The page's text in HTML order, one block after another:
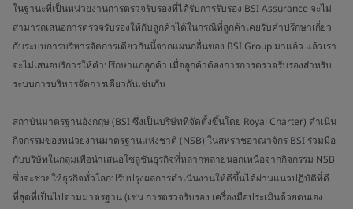
ในฐานะที่เป็นหน่วยงานการตรวจรับรองที่ได้รับการรับรอง BSI Assurance จะไม่
สามารถเสนอการตรวจรับรองให้กับลูกค้าได้ในกรณีที่ลูกค้าเคยรับคำปรึกษาเกี่ยว
กับระบบการบริหารจัดการเดียวกันนี้จากแผนกอื่นของ BSI Group มาแล้ว แล้วเรา
จะไม่เสนอบริการให้คำปรึกษาแก่ลูกค้า เมื่อลูกค้าต้องการการตรวจรับรองสำหรับ
ระบบการบริหารจัดการเดียวกันเช่นกัน
สถาบันมาตรฐานอังกฤษ (BSI ซึ่งเป็นบริษัทที่จัดตั้งขึ้นโดย Royal Charter) ดำเนิน
กิจกรรมของหน่วยงานมาตรฐานแห่งชาติ (NSB) ในสหราชอาณาจักร BSI ร่วมมือ
กับบริษัทในกลุ่มเพื่อนำเสนอโซลูชันธุรกิจที่หลากหลายนอกเหนือจากกิจกรรม NSB
ซึ่งจะช่วยให้ธุรกิจทั่วโลกปรับปรุงผลการดำเนินงานให้ดีขึ้นได้ผ่านแนวปฏิบัติที่ดี
ที่สุดที่เป็นไปตามมาตรฐาน (เช่น การตรวจรับรอง เครื่องมือประเมินด้วยตนเอง